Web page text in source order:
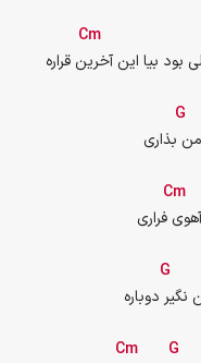
Cm
بیا این آخرین قراره
G
بذاری
Cm
فراری
G
دوباره
Cm G